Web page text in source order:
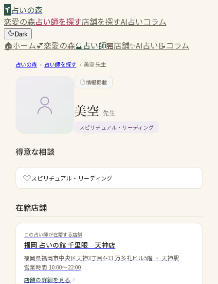
占いの森
恋愛の森占い師を探す店舗を探すAI占いコラム
Dark
🏠ホーム💕恋愛の森🔮占い師🏪店舗✨AI占い📝コラム
占いの森 › 占い師を探す › 美空先生
情報掲載
美空 先生
スピリチュアル・リーディング
得意な相談
スピリチュアル・リーディング
在籍店舗
この占い師が在籍する店舗
福岡 占いの館 千里眼 天神店
福岡県福岡市中央区天神3丁目4-13 万多礼ビル5階 ・ 天神駅
営業時間 10:00〜22:00
店舗の詳細を見る